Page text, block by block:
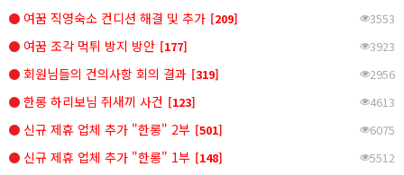
여꿈 직영숙소 컨디션 해결 및 추가 [209] 3553
여꿈 조각 먹튀 방지 방안 [177] 3923
회원님들의 건의사항 회의 결과 [319] 2956
한롱 하리보님 쥐새끼 사건 [123] 4613
신규 제휴 업체 추가 "한롱" 2부 [501] 6075
신규 제휴 업체 추가 "한롱" 1부 [148] 5512